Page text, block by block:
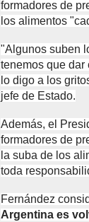
formadores de
los alimentos
"Algunos suben
tenemos que dar
lo digo a los
jefe de Estado.
Además, el
formadores de
la suba de los
toda
Fernández
Argentina es